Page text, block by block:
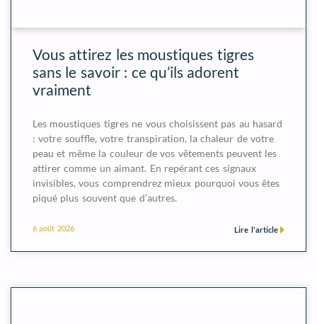
Vous attirez les moustiques tigres
sans le savoir : ce qu’ils adorent
vraiment
Les moustiques tigres ne vous choisissent pas au hasard
: votre souffle, votre transpiration, la chaleur de votre
peau et même la couleur de vos vêtements peuvent les
attirer comme un aimant. En repérant ces signaux
invisibles, vous comprendrez mieux pourquoi vous êtes
piqué plus souvent que d’autres.
Lire l'article
6 août 2026